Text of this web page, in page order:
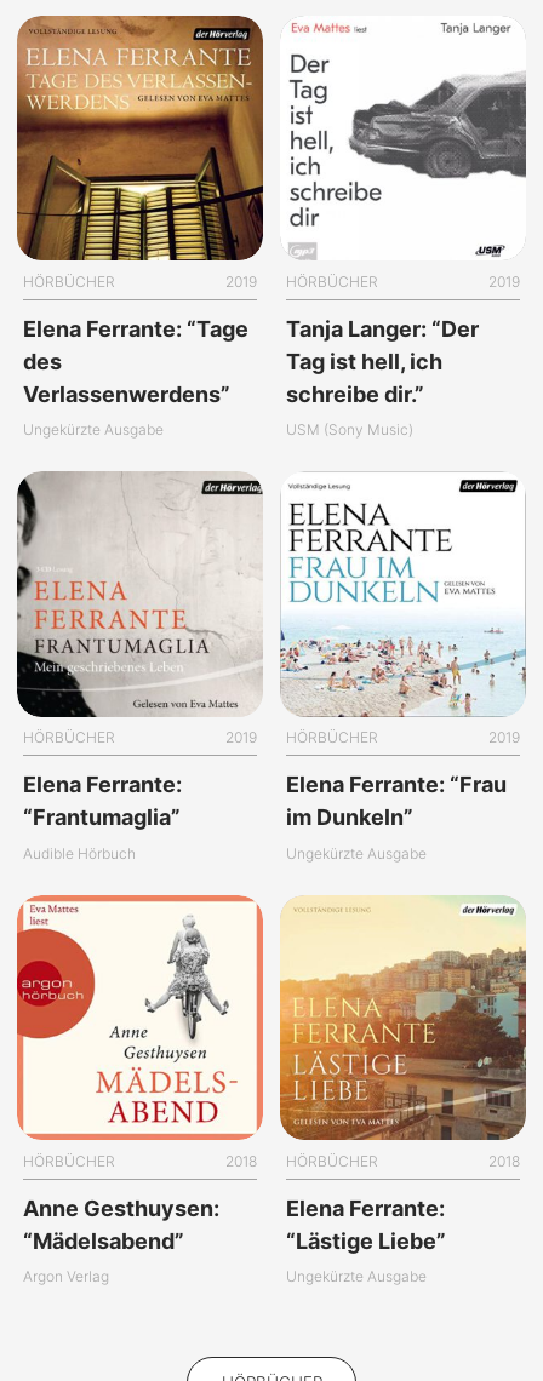
HÖRBÜCHER 2019
Elena Ferrante: “Tage
des
Verlassenwerdens”
Ungekürzte Ausgabe
HÖRBÜCHER 2019
Tanja Langer: “Der
Tag ist hell, ich
schreibe dir.”
USM (Sony Music)
HÖRBÜCHER 2019
Elena Ferrante:
“Frantumaglia”
Audible Hörbuch
HÖRBÜCHER 2019
Elena Ferrante: “Frau
im Dunkeln”
Ungekürzte Ausgabe
HÖRBÜCHER 2018
Anne Gesthuysen:
“Mädelsabend”
Argon Verlag
HÖRBÜCHER 2018
Elena Ferrante:
“Lästige Liebe”
Ungekürzte Ausgabe